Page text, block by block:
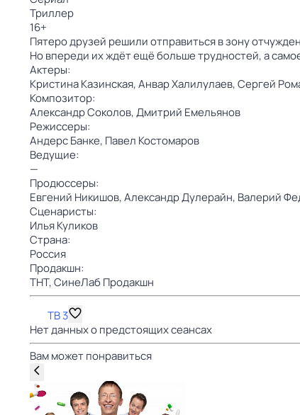
Триллер
16+
Пятеро друзей решили отправиться в зону
Но впереди их ждёт ещё больше трудностей, а
Актеры:
Кристина Казинская,Анвар Халилулаев,Сергей
Композитор:
Александр Соколов,Дмитрий Емельянов
Режиссеры:
Андерс Банке, Павел Костомаров
Ведущие:
—
Продюссеры:
Евгений Никишов,Александр Дулерайн, Валерий
Сценаристы:
Илья Куликов
Страна:
Россия
Продакшн:
ТНТ,СинеЛаб Продакшн
ТВ 3
Нет данных о предстоящих сеансах
Вам может понравиться